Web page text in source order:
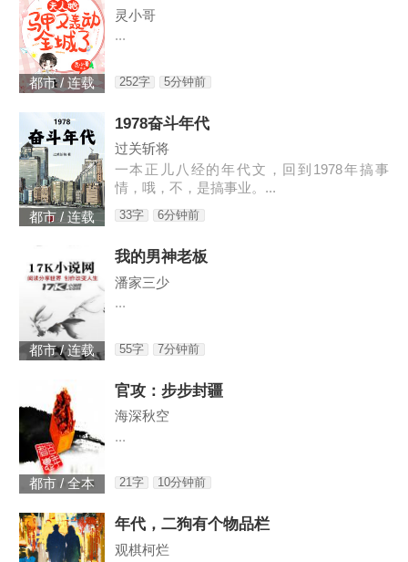
都市 / 连载
灵小哥
...
252字 5分钟前
都市 / 连载
1978奋斗年代
过关斩将
一本正儿八经的年代文，回到1978年搞事
情，哦，不，是搞事业。...
33字 6分钟前
都市 / 连载
我的男神老板
潘家三少
...
55字 7分钟前
都市 / 全本
官攻：步步封疆
海深秋空
...
21字 10分钟前
年代，二狗有个物品栏
观棋柯烂